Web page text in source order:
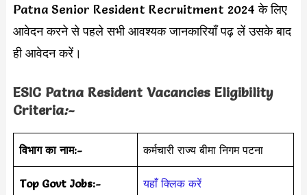
Patna Senior Resident Recruitment 2024 के लिए
आवेदन करने से पहले सभी आवश्यक जानकारियाँ पढ़ लें उसके बाद
ही आवेदन करें।
ESIC Patna Resident Vacancies Eligibility
Criteria:-
विभाग का नाम:- कर्मचारी राज्य बीमा निगम पटना
Top Govt Jobs:- यहाँ क्लिक करें